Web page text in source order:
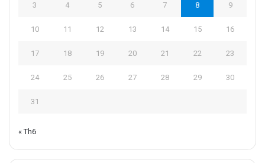
3 4 5 6 7 8 9
10 11 12 13 14 15 16
17 18 19 20 21 22 23
24 25 26 27 28 29 30
31
« Th6